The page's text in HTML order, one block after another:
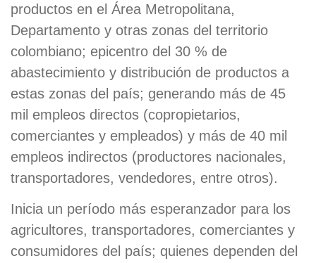
productos en el Área Metropolitana,
Departamento y otras zonas del territorio
colombiano; epicentro del 30 % de
abastecimiento y distribución de productos a
estas zonas del país; generando más de 45
mil empleos directos (copropietarios,
comerciantes y empleados) y más de 40 mil
empleos indirectos (productores nacionales,
transportadores, vendedores, entre otros).
Inicia un período más esperanzador para los
agricultores, transportadores, comerciantes y
consumidores del país; quienes dependen del